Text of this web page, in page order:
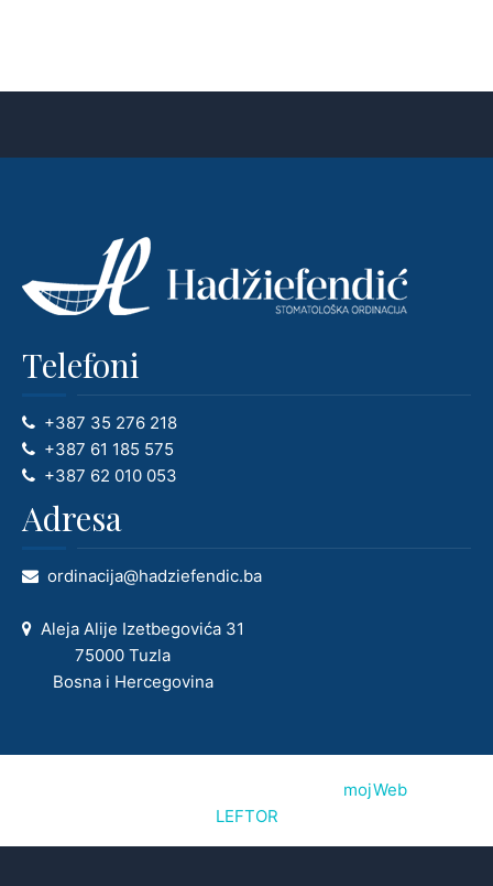
Telefoni
+387 35 276 218
+387 61 185 575
+387 62 010 053
Adresa
ordinacija@hadziefendic.ba
Aleja Alije Izetbegovića 31
75000 Tuzla
Bosna i Hercegovina
mojWeb2.10.5 |
LEFTOR